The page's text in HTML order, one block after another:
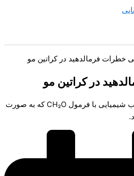
فرمالدهید در کراتین مو
در کراتین مو